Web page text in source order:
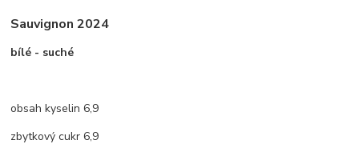
Sauvignon 2024
bílé - suché
obsah kyselin 6,9
zbytkový cukr 6,9